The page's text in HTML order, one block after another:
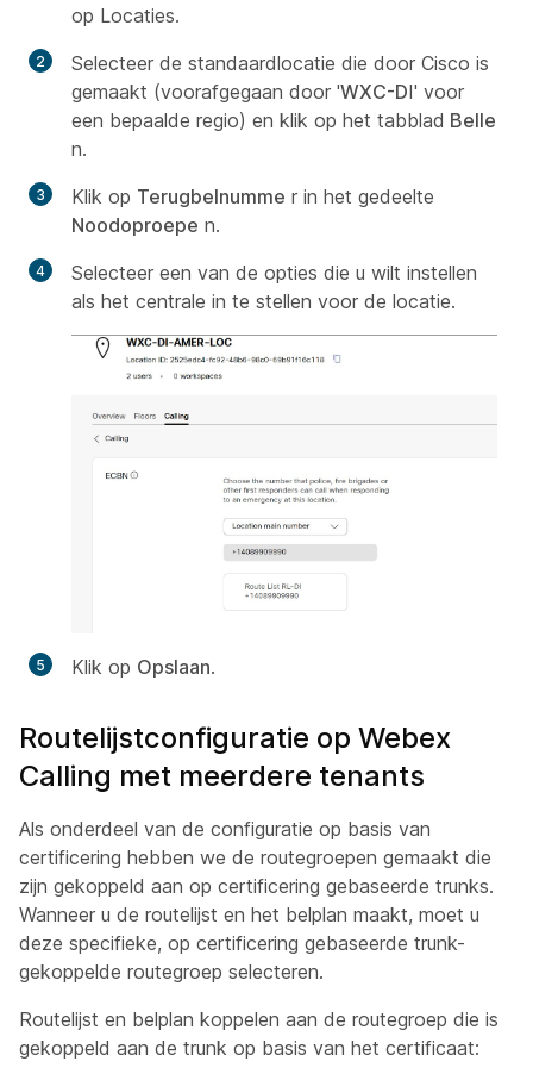
op Locaties.
Selecteer de standaardlocatie die door Cisco is
gemaakt (voorafgegaan door 'WXC-DI' voor
een bepaalde regio) en klik op het tabblad Belle
n.
Klik op Terugbelnumme r in het gedeelte
Noodoproepe n.
Selecteer een van de opties die u wilt instellen
als het centrale in te stellen voor de locatie.
Klik op Opslaan.
Routelijstconfiguratie op Webex
Calling met meerdere tenants
Als onderdeel van de configuratie op basis van
certificering hebben we de routegroepen gemaakt die
zijn gekoppeld aan op certificering gebaseerde trunks.
Wanneer u de routelijst en het belplan maakt, moet u
deze specifieke, op certificering gebaseerde trunk-
gekoppelde routegroep selecteren.
Routelijst en belplan koppelen aan de routegroep die is
gekoppeld aan de trunk op basis van het certificaat: